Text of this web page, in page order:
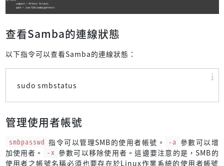
查看Samba的連線狀態
以下指令可以查看Samba的連線狀態：
sudo smbstatus
管理使用者帳號
smbpasswd 指令可以管理SMB的使用者帳號。 -a 參數可以增
加使用者。
-x 參數可以移除使用者。這邊要注意的是，SMB的
使用者之帳號名稱必須也要存在於Linux作業系統的使用者帳號